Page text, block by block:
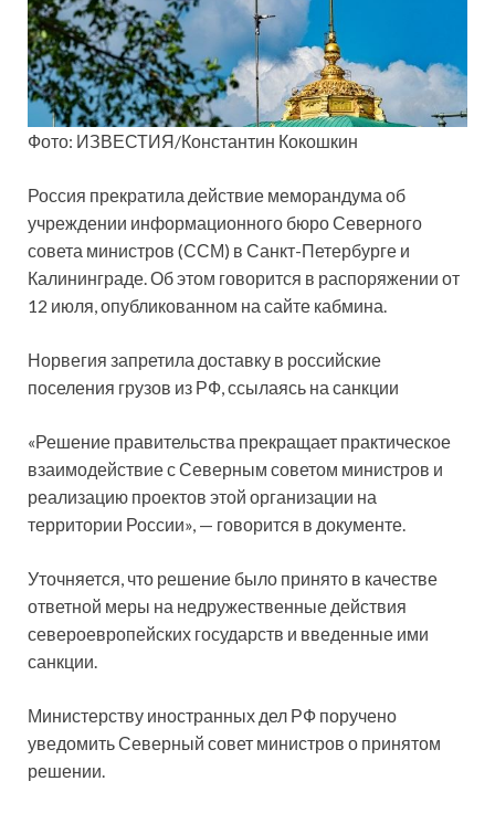
Фото: ИЗВЕСТИЯ/Константин Кокошкин
Россия прекратила действие меморандума об
учреждении информационного бюро Северного
совета министров (ССМ) в Санкт-Петербурге и
Калининграде. Об этом говорится в распоряжении от
12 июля, опубликованном на сайте кабмина.
Норвегия запретила доставку в российские
поселения грузов из РФ, ссылаясь на санкции
«Решение правительства прекращает практическое
взаимодействие с Северным советом министров и
реализацию проектов этой организации на
территории России», — говорится в документе.
Уточняется, что решение было принято в качестве
ответной меры на недружественные действия
североевропейских государств и введенные ими
санкции.
Министерству иностранных дел РФ поручено
уведомить Северный совет министров о принятом
решении.